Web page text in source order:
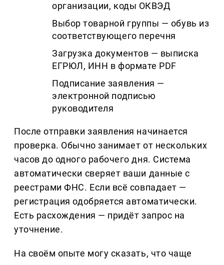
организации, коды ОКВЭД
Выбор товарной группы — обувь из
соответствующего перечня
Загрузка документов — выписка
ЕГРЮЛ, ИНН в формате PDF
Подписание заявления —
электронной подписью
руководителя
После отправки заявления начинается
проверка. Обычно занимает от нескольких
часов до одного рабочего дня. Система
автоматически сверяет ваши данные с
реестрами ФНС. Если всё совпадает —
регистрация одобряется автоматически.
Есть расхождения — придёт запрос на
уточнение.
На своём опыте могу сказать, что чаще